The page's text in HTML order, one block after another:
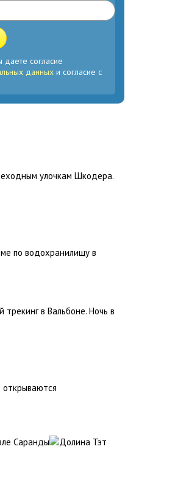
согласие
данных и согласие с
улочкам Шкодера.
по водохранилищу в
в Вальбоне. Ночь в
открываются